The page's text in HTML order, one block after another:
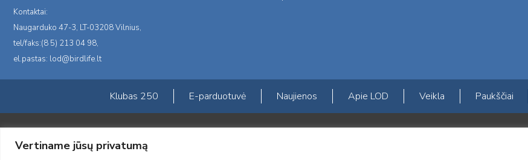
Vertiname jūsų privatumą
Kontaktai:
Naugarduko 47-3, LT-03208 Vilnius,
tel/faks:(8 5) 213 04 98,
el.pastas: lod@birdlife.lt
Klubas 250 E-parduotuvė Naujienos Apie LOD Veikla Paukščiai
„LOD visuomeninės /gamtosauginės veiklos sustiprinimas ir įvaizdžio formavimas įtraukiant visuomenę į aplinkosauginių tyrimų veiklą“ (paprojekčio